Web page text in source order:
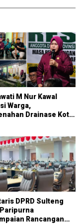
M Nur Kawal
Warga,
Drainase Kota
DPRD Sulteng
Rancangan